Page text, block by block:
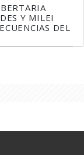
Y MILEI
DEL